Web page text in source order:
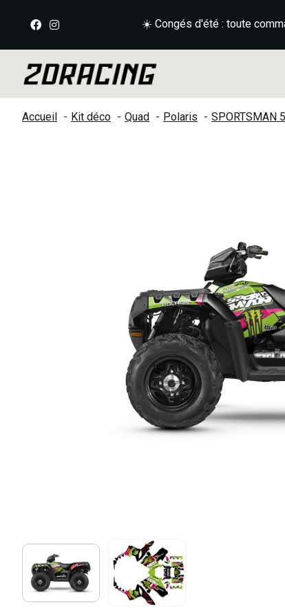
☀️ Congés d'été : toute
Accueil Kit déco Quad Polaris SPORTSMAN